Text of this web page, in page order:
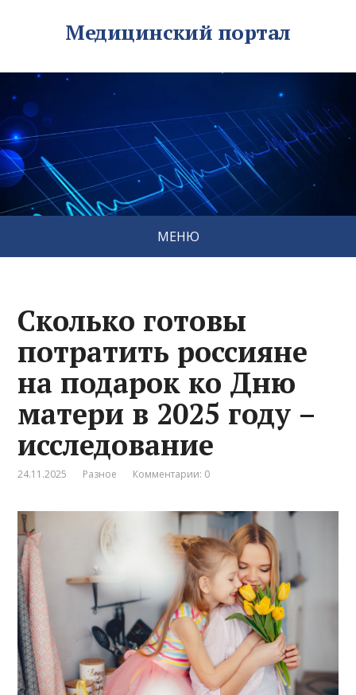
Медицинский портал
МЕНЮ
Сколько готовы
потратить россияне
на подарок ко Дню
матери в 2025 году –
исследование
24.11.2025 Разное Комментарии: 0